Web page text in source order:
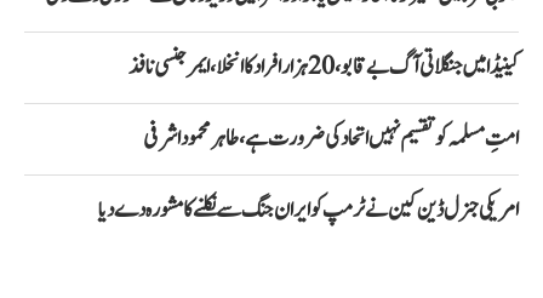
کینیڈا میں جنگلاتی آگ بے قابو، 20 ہزار افراد کا انخلا، ایمرجنسی نافذ
امتِ مسلمہ کو تقسیم نہیں اتحاد کی ضرورت ہے، طاہر محمود اشرفی
امریکی جنرل ڈین کین نے ٹرمپ کو ایران جنگ سے نکلنے کا مشورہ دے دیا